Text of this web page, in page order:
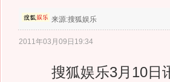
来源:搜狐娱乐
2011年03月09日19:34
搜狐娱乐3月10日